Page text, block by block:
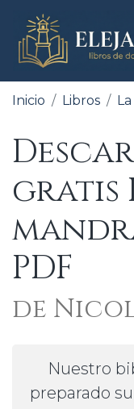
Inicio Libros
gratis
PDF
de
Nuestro
preparado